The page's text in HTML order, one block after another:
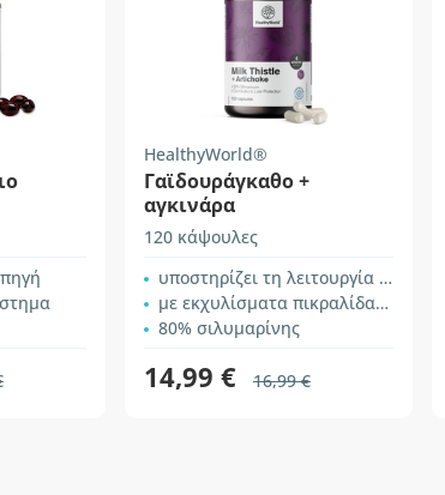
HealthyWorld®
Γαϊδουράγκαθο +
αγκινάρα
120 κάψουλες
υποστηρίζει τη λειτουργία του ήπατος
με εκχυλίσματα πικραλίδας και δεσμόδιου
80% σιλυμαρίνης
14,99 € 16,99 €